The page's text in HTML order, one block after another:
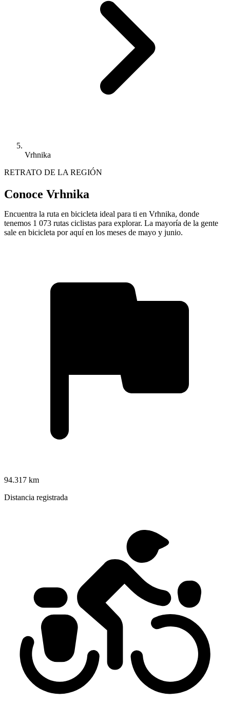
Vrhnika
RETRATO DE LA REGIÓN
Conoce Vrhnika
Encuentra la ruta en bicicleta ideal para ti en Vrhnika, donde
tenemos 1 073 rutas ciclistas para explorar. La mayoría de la gente
sale en bicicleta por aquí en los meses de mayo y junio.
94.317 km
Distancia registrada